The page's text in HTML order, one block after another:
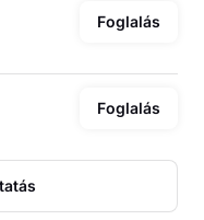
Foglalás
Foglalás